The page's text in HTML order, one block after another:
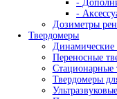
ДИК
LED-
Китайские
Приборы для